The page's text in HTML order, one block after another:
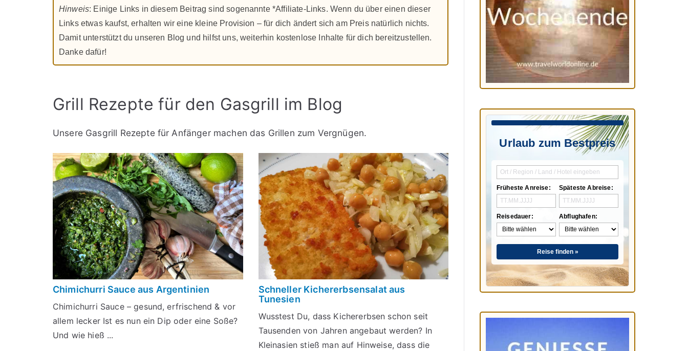
Hinweis: Einige Links in diesem Beitrag sind sogenannte *Affiliate-Links. Wenn du über einen dieser
Links etwas kaufst, erhalten wir eine kleine Provision – für dich ändert sich am Preis natürlich nichts.
Damit unterstützt du unseren Blog und hilfst uns, weiterhin kostenlose Inhalte für dich bereitzustellen.
Danke dafür!
Grill Rezepte für den Gasgrill im Blog
Unsere Gasgrill Rezepte für Anfänger machen das Grillen zum Vergnügen.
Chimichurri Sauce aus Argentinien
Chimichurri Sauce – gesund, erfrischend & vor
allem lecker Ist es nun ein Dip oder eine Soße?
Und wie hieß ...
Schneller Kichererbsensalat aus
Tunesien
Wusstest Du, dass Kichererbsen schon seit
Tausenden von Jahren angebaut werden? In
Kleinasien stieß man auf Hinweise, dass die
Urlaub zum Bestpreis
Früheste Anreise:
Reisedauer:
Späteste Abreise:
Abflughafen:
Reise finden »